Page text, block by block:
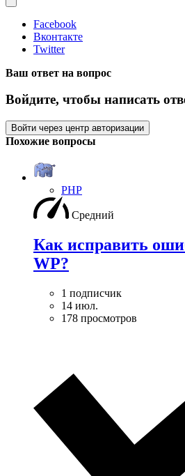
Facebook
Вконтакте
Twitter
Ваш ответ на вопрос
Войдите, чтобы написать
Войти через центр авторизации
Похожие вопросы
PHP
Средний
Как исправить
WP?
1 подписчик
14 июл.
178 просмотров